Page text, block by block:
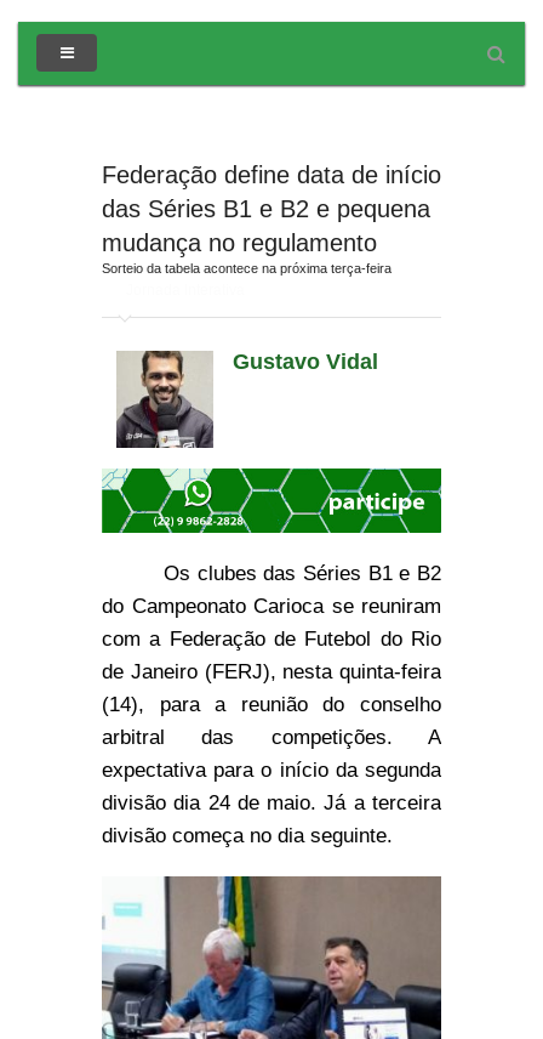
Federação define data de início
das Séries B1 e B2 e pequena
mudança no regulamento
Sorteio da tabela acontece na próxima terça-feira
Gustavo Vidal
Os clubes das Séries B1 e B2
do Campeonato Carioca se reuniram
com a Federação de Futebol do Rio
de Janeiro (FERJ), nesta quinta-feira
(14), para a reunião do conselho
arbitral das competições. A
expectativa para o início da segunda
divisão dia 24 de maio. Já a terceira
divisão começa no dia seguinte.